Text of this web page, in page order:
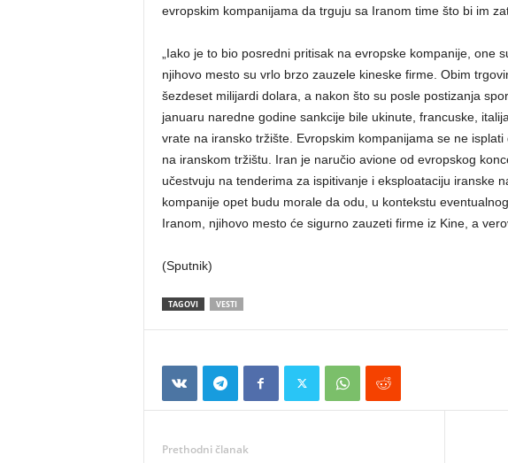
evropskim kompanijama da trguju sa Iranom time što bi im
„Iako je to bio posredni pritisak na evropske kompanije, one
njihovo mesto su vrlo brzo zauzele kineske firme. Obim
šezdeset milijardi dolara, a nakon što su posle postizanja
januaru naredne godine sankcije bile ukinute, francuske,
vrate na iransko tržište. Evropskim kompanijama se ne
na iranskom tržištu. Iran je naručio avione od evropskog
učestvuju na tenderima za ispitivanje i eksploataciju iranske
kompanije opet budu morale da odu, u kontekstu
Iranom, njihovo mesto će sigurno zauzeti firme iz Kine, a
(Sputnik)
TAGOVI VESTI
Prethodni članak